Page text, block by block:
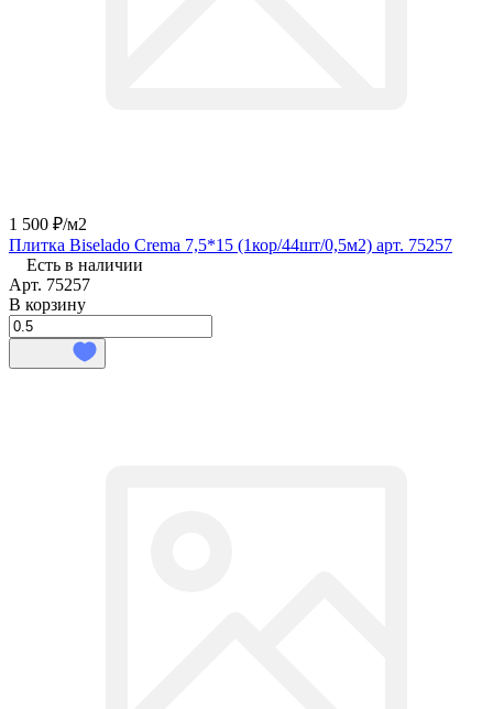
1 500 ₽/м2
Плитка Biselado Crema 7,5*15 (1кор/44шт/0,5м2) арт. 75257
Есть в наличии
Арт. 75257
В корзину